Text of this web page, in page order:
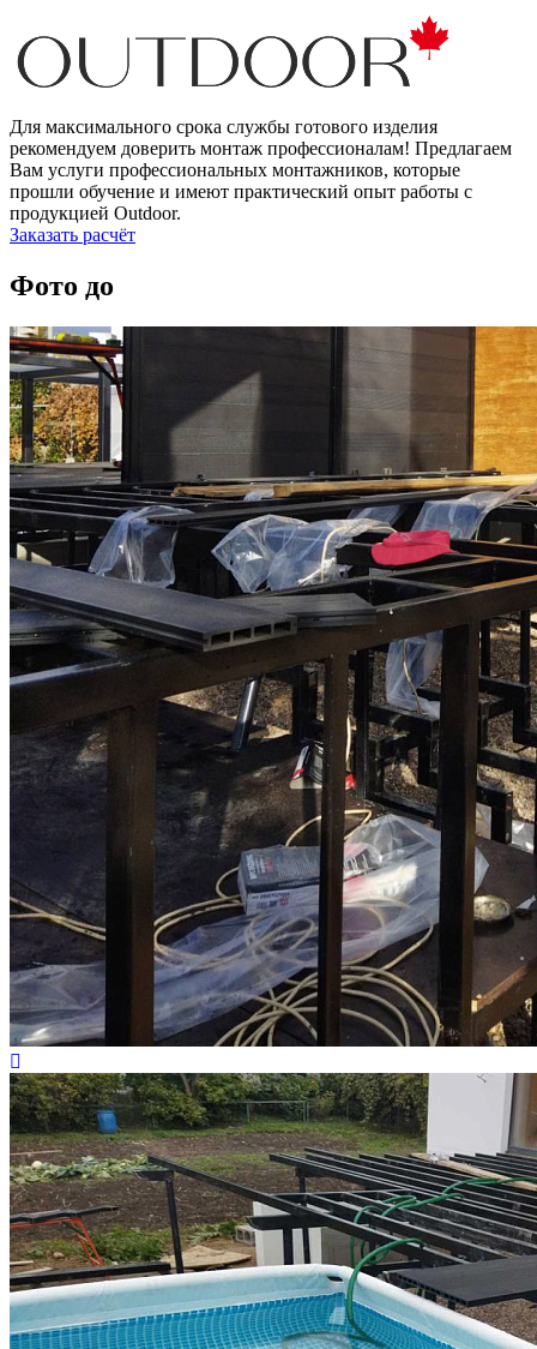
Для максимального срока службы готового изделия
рекомендуем доверить монтаж профессионалам! Предлагаем
Вам услуги профессиональных монтажников, которые
прошли обучение и имеют практический опыт работы с
продукцией Outdoor.
Заказать расчёт
Фото до